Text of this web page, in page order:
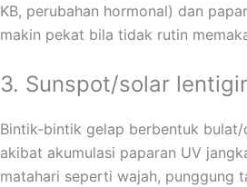
KB, perubahan hormonal) dan
makin pekat bila tidak rutin
3. Sunspot/solar
Bintik-bintik gelap berbentuk
akibat akumulasi paparan UV
matahari seperti wajah, punggung